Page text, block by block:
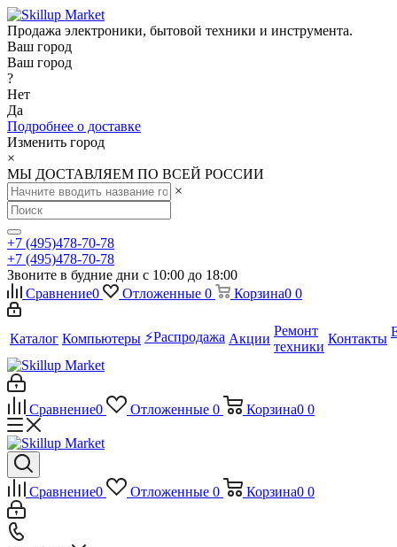
Продажа электроники, бытовой техники и инструмента.
Ваш город
Ваш город
?
Нет
Да
Подробнее о доставке
Изменить город
×
МЫ ДОСТАВЛЯЕМ ПО ВСЕЙ РОССИИ
×
+7 (495)478-70-78
+7 (495)478-70-78
Звоните в будние дни с 10:00 до 18:00
Сравнение0 Отложенные 0 Корзина0 0
Каталог Компьютеры ⚡️Распродажа Акции
Ремонт
техники
Контакты
Сравнение0 Отложенные 0 Корзина0 0
Сравнение0 Отложенные 0 Корзина0 0